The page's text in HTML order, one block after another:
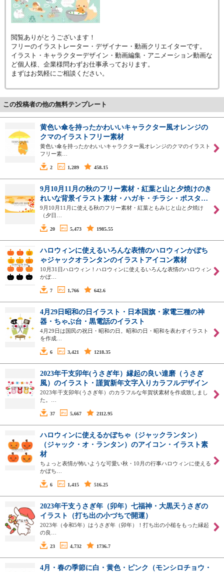
閲覧ありがとうございます！
フリーのイラストレーター・デザイナー・動画クリエイターです。
イラスト・キャラクターデザイン・動画編集・アニメーション動画な
ど個人様、企業様問わずお仕事承っております。
まずはお気軽にご相談ください。
この投稿者の他の無料テンプレート
黄色い傘を持ったかわいいキャラクター風オレンジの
クマのイラストフリー素材
黄色い傘を持ったかわいいキャラクター風オレンジのクマのイラスト
フリー素…
2 1,289 458.15
9月10月11月の秋のフリー素材・紅葉と山と夕焼けのき
れいな背景イラスト素材・ハガキ・チラシ・ポスタ…
9月10月11月に使える秋のフリー素材・紅葉ともみじと山と夕焼け
（夕日…
20 5,473 1985.55
ハロウィンに使えるいろんな表情のハロウィンかぼち
ゃジャックオランタンのイラストアイコン素材
10月31日ハロウィン！ハロウィンに使えるいろんな表情のハロウィン
かぼ…
7 1,766 642.6
4月29日昭和の日イラスト・日本国旗・家電三種の神
器・ちゃぶ台・黒電話のイラスト
4月29日は国民の祝日・昭和の日。昭和の日・昭和を表わすイラスト
を作成…
6 3,421 1218.35
2023年干支卯年(うさぎ年）縁起の良い達磨（うさぎ
風）のイラスト・謹賀新年文字入りカラフルデザイン
2023年干支卯年(うさぎ年）のカラフルな年賀状素材を作成致しまし
た。…
37 5,667 2112.95
ハロウィンに使えるかぼちゃ（ジャックランタン）
（ジャック・オ・ランタン）のアイコン・イラスト素
材
ちょっと表情が怖いような可愛い秋・10月の行事ハロウィンに使える
かぼち…
6 1,415 516.25
2023年干支うさぎ年（卯年）七福神・大黒天うさぎの
イラスト（打ち出の小づちで開運）
2023年（令和5年）はうさぎ年（卯年）！打ち出の小槌をもった縁起
の良…
23 4,732 1736.7
4月・春の季節に白・黄色・ピンク（モンシロチョウ・